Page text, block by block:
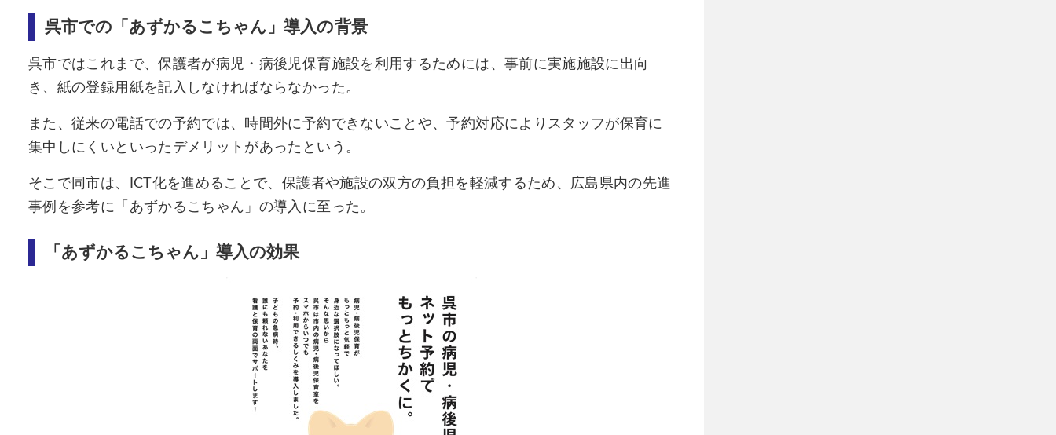
呉市での「あずかるこちゃん」導入の背景
呉市ではこれまで、保護者が病児・病後児保育施設を利用するためには、事前に実施施設に出向
き、紙の登録用紙を記入しなければならなかった。
また、従来の電話での予約では、時間外に予約できないことや、予約対応によりスタッフが保育に
集中しにくいといったデメリットがあったという。
そこで同市は、ICT化を進めることで、保護者や施設の双方の負担を軽減するため、広島県内の先進
事例を参考に「あずかるこちゃん」の導入に至った。
「あずかるこちゃん」導入の効果